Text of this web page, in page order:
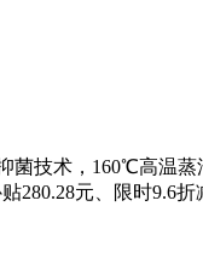
菌技术，160℃高温
280.28元、限时9.6